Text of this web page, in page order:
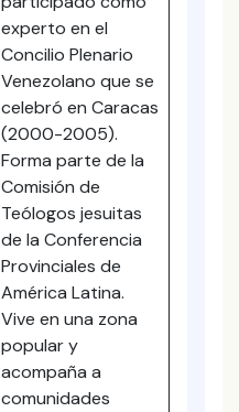
experto en el
Concilio Plenario
Venezolano que se
celebró en Caracas
(2000-2005).
Forma parte de la
Comisión de
Teólogos jesuitas
de la Conferencia
Provinciales de
América Latina.
Vive en una zona
popular y
acompaña a
comunidades